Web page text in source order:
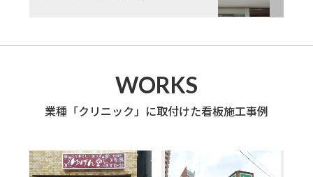
WORKS
業種「クリニック」に取付けた看板施工事例